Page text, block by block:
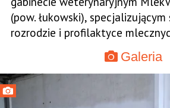
(pow. łukowski),
rozrodzie i profilaktyce
Galeria